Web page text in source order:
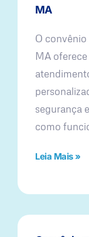
MA
O convênio
MA
segurança
como
Leia Mais »